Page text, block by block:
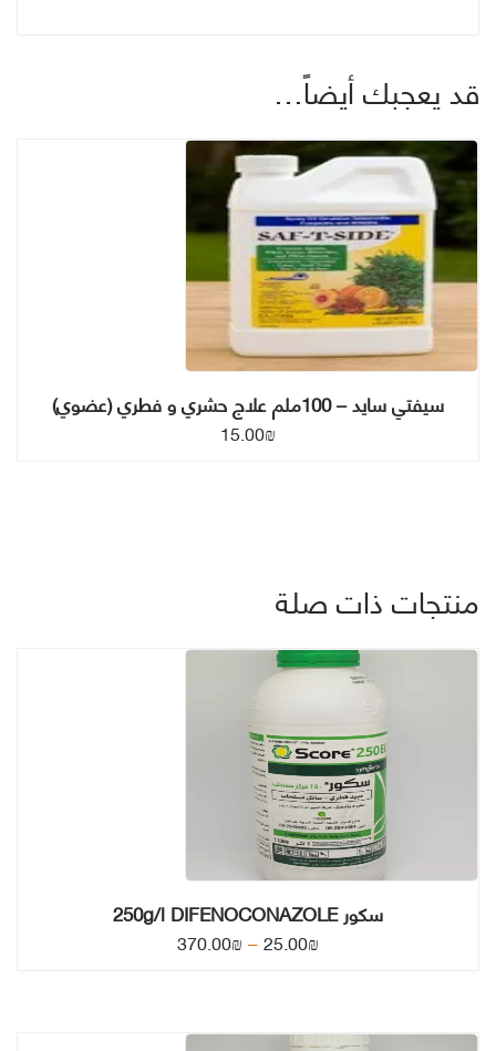
قد يعجبك أيضاً…
سيفتي سايد – 100ملم علاج حشري و فطري (عضوي)
15.00₪
منتجات ذات صلة
سكور 250g/l DIFENOCONAZOLE
25.00₪
–
370.00₪ ن